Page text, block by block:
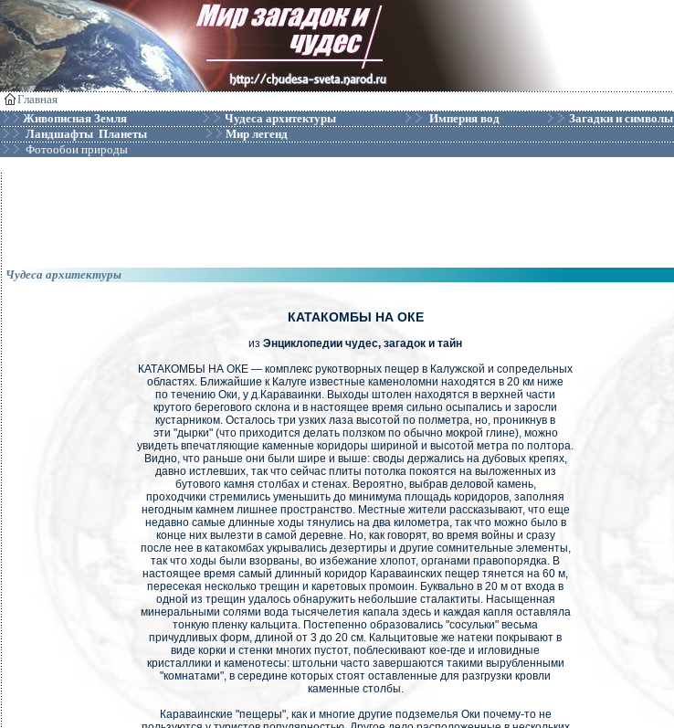
Главная
Живописная Земля
Чудеса архитектуры Империя вод
Загадки и символы
Ландшафты Планеты
Мир легенд
Фотообои природы
Чудеса архитектуры
КАТАКОМБЫ НА ОКЕ
из Энциклопедии чудес, загадок и тайн
КАТАКОМБЫ НА ОКЕ — комплекс рукотворных пещер в Калужской и сопредельных
областях. Ближайшие к Калуге известные каменоломни находятся в 20 км ниже
по течению Оки, у д.Караваинки. Выходы штолен находятся в верхней части
крутого берегового склона и в настоящее время сильно осыпались и заросли
кустарником. Осталось три узких лаза высотой по полметра, но, проникнув в
эти "дырки" (что приходится делать ползком по обычно мокрой глине), можно
увидеть впечатляющие каменные коридоры шириной и высотой метра по полтора.
Видно, что раньше они были шире и выше: своды держались на дубовых крепях,
давно истлевших, так что сейчас плиты потолка покоятся на выложенных из
бутового камня столбах и стенах. Вероятно, выбрав деловой камень,
проходчики стремились уменьшить до минимума площадь коридоров, заполняя
негодным камнем лишнее пространство. Местные жители рассказывают, что еще
недавно самые длинные ходы тянулись на два километра, так что можно было в
конце них вылезти в самой деревне. Но, как говорят, во время войны и сразу
после нее в катакомбах укрывались дезертиры и другие сомнительные элементы,
так что ходы были взорваны, во избежание хлопот, органами правопорядка. В
настоящее время самый длинный коридор Караваинских пещер тянется на 60 м,
пересекая несколько трещин и каретовых промоин. Буквально в 20 м от входа в
одной из трещин удалось обнаружить небольшие сталактиты. Насыщенная
минеральными солями вода тысячелетия капала здесь и каждая капля оставляла
тонкую пленку кальцита. Постепенно образовались "сосульки" весьма
причудливых форм, длиной от 3 до 20 см. Кальцитовые же натеки покрывают в
виде корки и стенки многих пустот, поблескивают кое-где и игловидные
кристаллики и каменотесы: штольни часто завершаются такими вырубленными
"комнатами", в середине которых стоят оставленные для разгрузки кровли
каменные столбы.
Караваинские "пещеры", как и многие другие подземелья Оки почему-то не